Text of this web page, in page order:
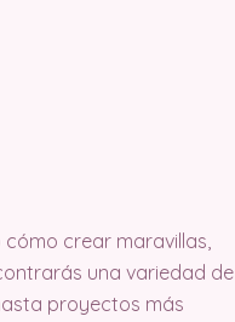
crear maravillas,
una variedad de
proyectos más